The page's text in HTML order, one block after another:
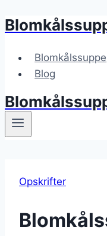
Fortsæt
indholdBlomkålssuppe
Blog
Opskrifter